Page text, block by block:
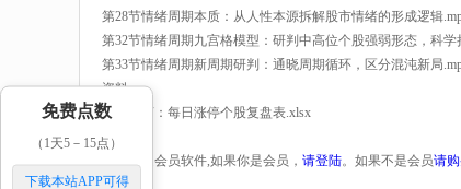
第28节情绪周期本质：从人性本源拆解股市情绪的形成逻辑
第32节情绪周期九宫格模型：研判中高位个股强弱形态，科学
第33节情绪周期新周期研判：通晓周期循环，区分混沌新局
资料
周期雨言：每日涨停个股复盘表.xlsx
本软件是会员软件,如果你是会员， 请登陆。如果不是会员请
免费点数
（1天5－15点）
下载本站APP可得